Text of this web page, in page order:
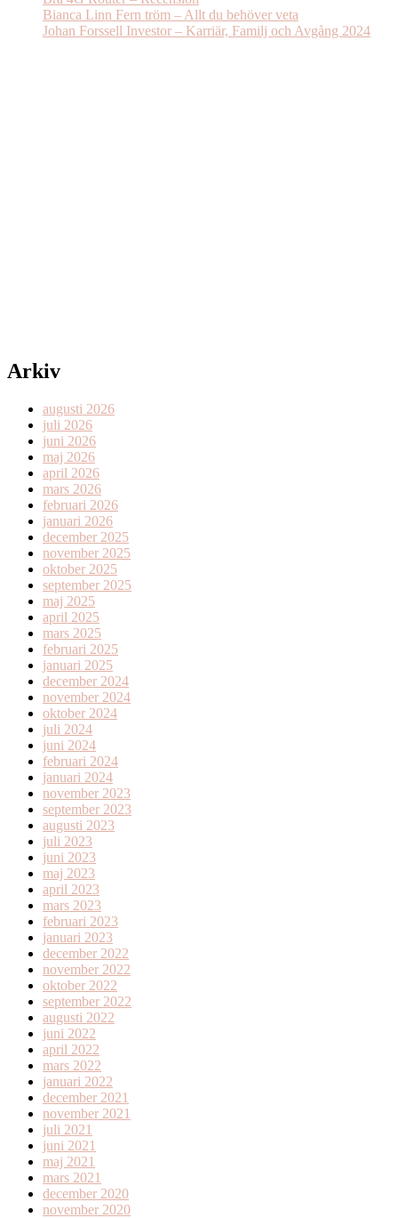
Bianca Linn Fern tröm – Allt du behöver veta
Johan Forssell Investor – Karriär, Familj och Avgång 2024
Arkiv
augusti 2026
juli 2026
juni 2026
maj 2026
april 2026
mars 2026
februari 2026
januari 2026
december 2025
november 2025
oktober 2025
september 2025
maj 2025
april 2025
mars 2025
februari 2025
januari 2025
december 2024
november 2024
oktober 2024
juli 2024
juni 2024
februari 2024
januari 2024
november 2023
september 2023
augusti 2023
juli 2023
juni 2023
maj 2023
april 2023
mars 2023
februari 2023
januari 2023
december 2022
november 2022
oktober 2022
september 2022
augusti 2022
juni 2022
april 2022
mars 2022
januari 2022
december 2021
november 2021
juli 2021
juni 2021
maj 2021
mars 2021
december 2020
november 2020